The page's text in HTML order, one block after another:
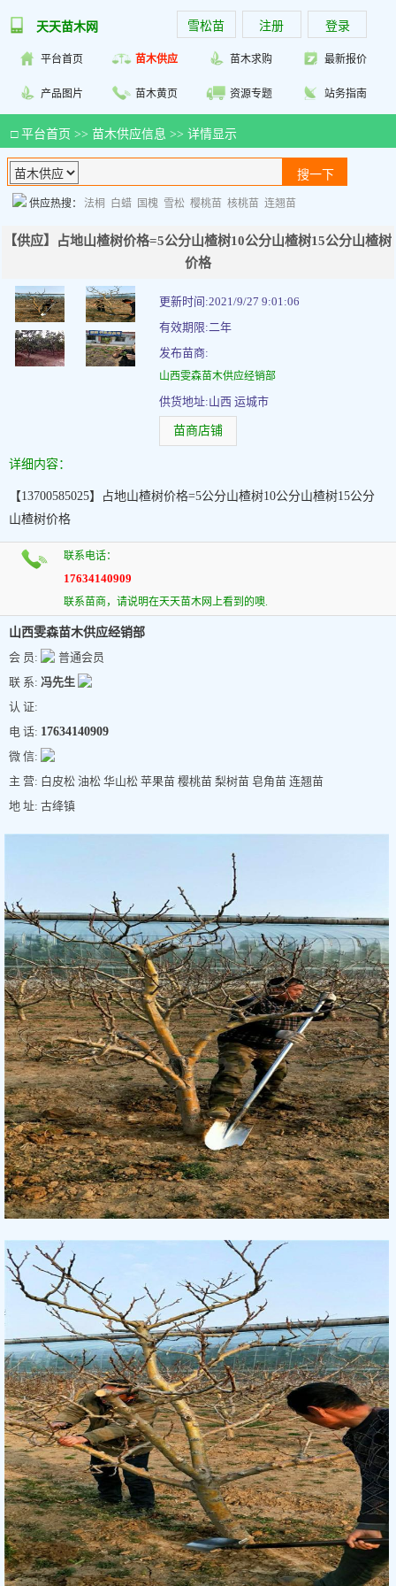
天天苗木网 雪松苗 注册 登录
平台首页 苗木供应 苗木求购 最新报价
产品图片 苗木黄页 资源专题 站务指南
□ 平台首页 >> 苗木供应信息 >> 详情显示
供应热搜： 法桐 白蜡 国槐 雪松 樱桃苗 核桃苗 连翘苗
【供应】占地山楂树价格=5公分山楂树10公分山楂树15公分山楂树
价格
更新时间:2021/9/27 9:01:06
有效期限:二年
发布苗商:
山西雯森苗木供应经销部
供货地址:山西 运城市
苗商店铺
详细内容：
【13700585025】占地山楂树价格=5公分山楂树10公分山楂树15公分
山楂树价格
联系电话：
17634140909
联系苗商，请说明在天天苗木网上看到的噢.
山西雯森苗木供应经销部
会 员:
普通会员
联 系: 冯先生
认 证:
电 话: 17634140909
微 信:
主 营: 白皮松 油松 华山松 苹果苗 樱桃苗 梨树苗 皂角苗 连翘苗
地 址: 古绛镇